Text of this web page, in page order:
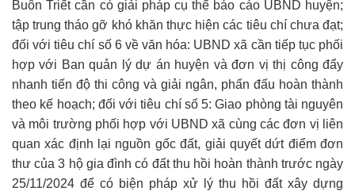
Buôn Triết cần có giải pháp cụ thể báo cáo UBND huyện;
tập trung tháo gỡ khó khăn thực hiện các tiêu chí chưa đạt;
đối với tiêu chí số 6 về văn hóa: UBND xã cần tiếp tục phối
hợp với Ban quản lý dự án huyện và đơn vị thị công đẩy
nhanh tiến độ thi công và giải ngân, phấn đấu hoàn thành
theo kế hoạch; đối với tiêu chí số 5: Giao phòng tài nguyên
và môi trường phối hợp với UBND xã cùng các đơn vị liên
quan xác định lại nguồn gốc đất, giải quyết dứt điểm đơn
thư của 3 hộ gia đình có đất thu hồi hoàn thành trước ngày
25/11/2024 để có biện pháp xử lý thu hồi đất xây dựng